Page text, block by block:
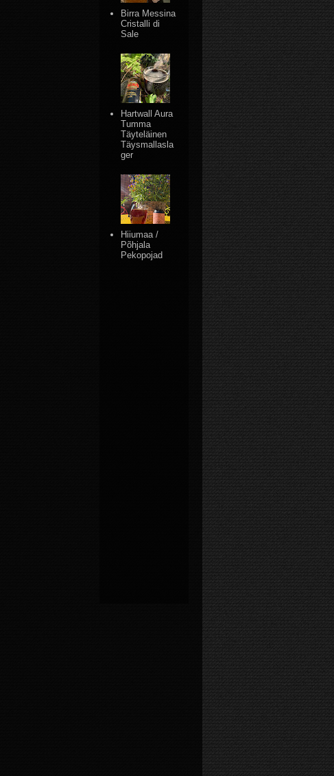
Birra Messina
Cristalli di
Sale
Hartwall Aura
Tumma
Täyteläinen
Täysmallasla
ger
Hiiumaa /
Põhjala
Pekopojad